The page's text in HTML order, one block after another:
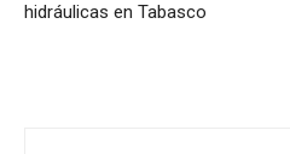
hidráulicas en Tabasco